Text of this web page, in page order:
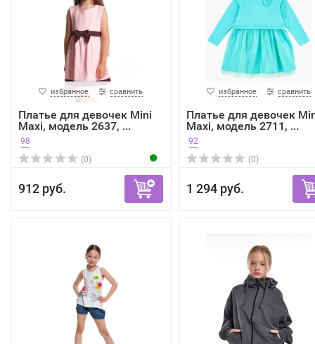
избранное сравнить
Платье для девочек Mini
Maxi, модель 2637, ...
98
(0)
912 руб.
избранное сравнить
Платье для девочек
Maxi, модель 2711, ...
92
(0)
1 294 руб.